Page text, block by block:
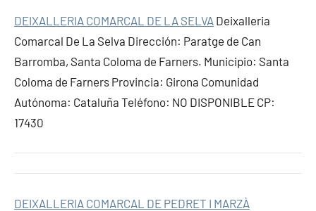
DEIXALLERIA COMARCAL DE LA SELVA Deixalleria
Comarcal De La Selva Dirección: Paratge de Can
Barromba, Santa Coloma de Farners. Municipio: Santa
Coloma de Farners Provincia: Girona Comunidad
Autónoma: Cataluña Teléfono: NO DISPONIBLE CP:
17430
DEIXALLERIA COMARCAL DE PEDRET I MARZÀ